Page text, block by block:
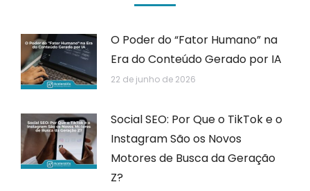
O Poder do “Fator Humano” na
Era do Conteúdo Gerado por IA
22 de junho de 2026
Social SEO: Por Que o TikTok e o
Instagram São os Novos
Motores de Busca da Geração
Z?